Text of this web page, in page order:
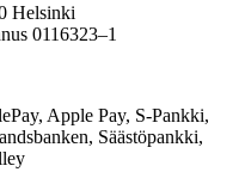
Helsinki
0116323–1
Apple Pay, S-Pankki,
Säästöpankki,